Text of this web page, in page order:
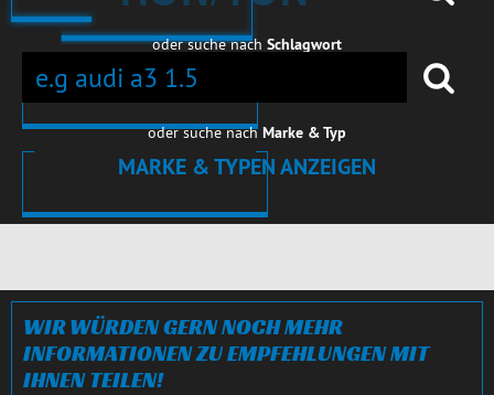
oder suche nach Schlagwort
oder suche nach Marke & Typ
MARKE & TYPEN ANZEIGEN
WIR WÜRDEN GERN NOCH MEHR
INFORMATIONEN ZU EMPFEHLUNGEN MIT
IHNEN TEILEN!